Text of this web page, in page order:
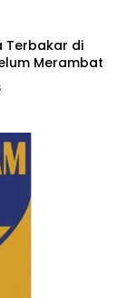
Terbakar di
Merambat